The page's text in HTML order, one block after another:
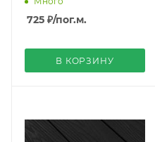
725 ₽/пог.м.
В КОРЗИНУ